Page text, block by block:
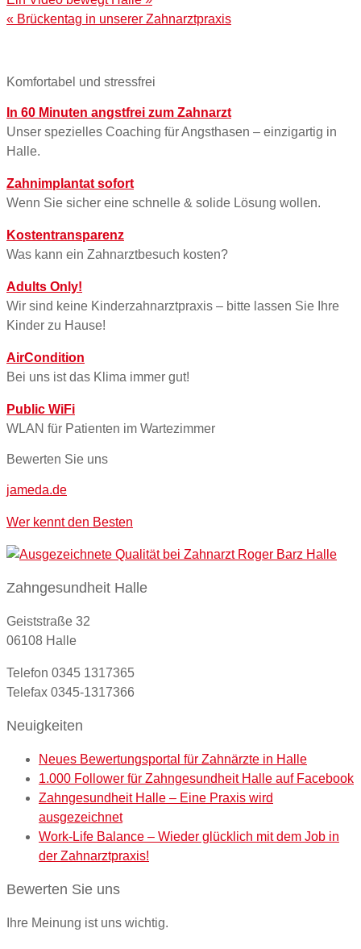
« Brückentag in unserer Zahnarztpraxis
Komfortabel und stressfrei
In 60 Minuten angstfrei zum Zahnarzt
Unser spezielles Coaching für Angsthasen – einzigartig in
Halle.
Zahnimplantat sofort
Wenn Sie sicher eine schnelle & solide Lösung wollen.
Kostentransparenz
Was kann ein Zahnarztbesuch kosten?
Adults Only!
Wir sind keine Kinderzahnarztpraxis – bitte lassen Sie Ihre
Kinder zu Hause!
AirCondition
Bei uns ist das Klima immer gut!
Public WiFi
WLAN für Patienten im Wartezimmer
Bewerten Sie uns
jameda.de
Wer kennt den Besten
Zahngesundheit Halle
Geiststraße 32
06108 Halle
Telefon 0345 1317365
Telefax 0345-1317366
Neuigkeiten
Neues Bewertungsportal für Zahnärzte in Halle
1.000 Follower für Zahngesundheit Halle auf Facebook
Zahngesundheit Halle – Eine Praxis wird
ausgezeichnet
Work-Life Balance – Wieder glücklich mit dem Job in
der Zahnarztpraxis!
Bewerten Sie uns
Ihre Meinung ist uns wichtig.